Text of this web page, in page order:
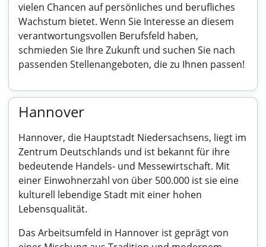
vielen Chancen auf persönliches und berufliches
Wachstum bietet. Wenn Sie Interesse an diesem
verantwortungsvollen Berufsfeld haben,
schmieden Sie Ihre Zukunft und suchen Sie nach
passenden Stellenangeboten, die zu Ihnen passen!
Hannover
Hannover, die Hauptstadt Niedersachsens, liegt im
Zentrum Deutschlands und ist bekannt für ihre
bedeutende Handels- und Messewirtschaft. Mit
einer Einwohnerzahl von über 500.000 ist sie eine
kulturell lebendige Stadt mit einer hohen
Lebensqualität.
Das Arbeitsumfeld in Hannover ist geprägt von